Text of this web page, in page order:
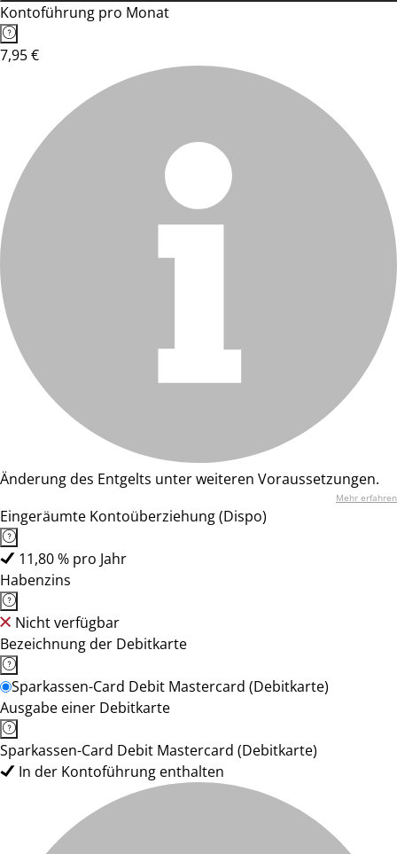
Kontoführung pro Monat
7,95 €
Änderung des Entgelts unter weiteren Voraussetzungen.
Mehr erfahren
Eingeräumte Kontoüberziehung (Dispo)
11,80 % pro Jahr
Habenzins
Nicht verfügbar
Bezeichnung der Debitkarte
Sparkassen-Card Debit Mastercard (Debitkarte)
Ausgabe einer Debitkarte
Sparkassen-Card Debit Mastercard (Debitkarte)
In der Kontoführung enthalten